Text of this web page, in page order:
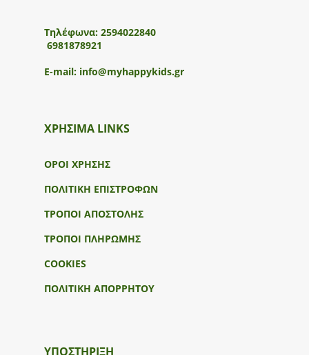
Τηλέφωνα: 2594022840
6981878921
E-mail: info@myhappykids.gr
ΧΡΗΣΙΜΑ LINKS
ΟΡΟΙ ΧΡΗΣΗΣ
ΠΟΛΙΤΙΚΗ ΕΠΙΣΤΡΟΦΩΝ
ΤΡΟΠΟΙ ΑΠΟΣΤΟΛΗΣ
ΤΡΟΠΟΙ ΠΛΗΡΩΜΗΣ
COOKIES
ΠΟΛΙΤΙΚΗ ΑΠΟΡΡΗΤΟΥ
ΥΠΟΣΤΉΡΙΞΗ